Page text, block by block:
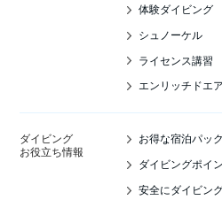
体験ダイビング
シュノーケル
ライセンス講習
エンリッチドエ
ダイビング
お役立ち情報
お得な宿泊パック
ダイビングポイ
安全にダイビン